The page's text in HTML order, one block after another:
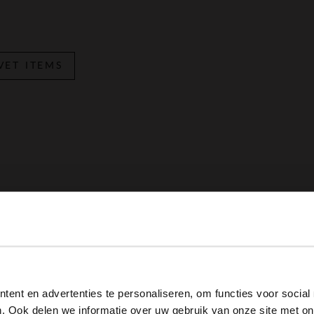
en advertenties te personaliseren, om functies voor social
Ook delen we informatie over uw gebruik van onze site met
ITEMS
It looks like your language isn't Dutch. Would you like to